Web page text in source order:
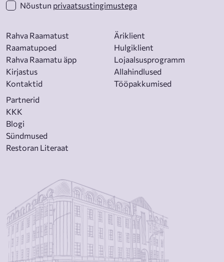
Nõustun privaatsustingimustega
Rahva Raamatust
Raamatupoed
Rahva Raamatu äpp
Kirjastus
Kontaktid
Äriklient
Hulgiklient
Lojaalsusprogramm
Allahindlused
Tööpakkumised
Partnerid
KKK
Blogi
Sündmused
Restoran Literaat